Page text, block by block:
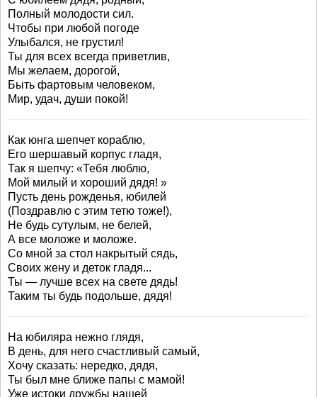
Полный молодости сил.
Чтобы при любой погоде
Улыбался, не грустил!
Ты для всех всегда приветлив,
Мы желаем, дорогой,
Быть фартовым человеком,
Мир, удач, души покой!
Как юнга шепчет кораблю,
Его шершавый корпус гладя,
Так я шепчу: «Тебя люблю,
Мой милый и хороший дядя! »
Пусть день рожденья, юбилей
(Поздравлю с этим тетю тоже!),
Не будь сутулым, не белей,
А все моложе и моложе.
Со мной за стол накрытый сядь,
Своих жену и деток гладя...
Ты — лучше всех на свете дядь!
Таким ты будь подольше, дядя!
На юбиляра нежно глядя,
В день, для него счастливый самый,
Хочу сказать: нередко, дядя,
Ты был мне ближе папы с мамой!
Уже истоки дружбы нашей